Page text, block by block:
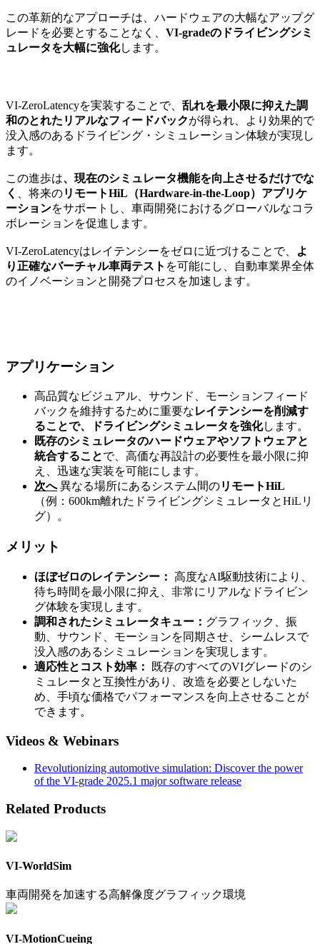
この革新的なアプローチは、ハードウェアの大幅なアップグ
レードを必要とすることなく、 VI-gradeのドライビングシミ
ュレータを大幅に強化します。
VI-ZeroLatencyを実装することで、 乱れを最小限に抑えた調
和のとれたリアルなフィードバックが得られ、より効果的で
没入感のあるドライビング・シミュレーション体験が実現し
ます。
この進歩は、現在のシミュレータ機能を向上させるだけでな
く
、将来のリモートHiL（Hardware-in-the-Loop）アプリケ
ーションをサポートし、車両開発におけるグローバルなコラ
ボレーションを促進します。
VI-ZeroLatencyはレイテンシーをゼロに近づけることで、
よ
り正確なバーチャル車両テスト を可能にし、自動車業界全体
のイノベーションと開発プロセスを加速します。
アプリケーション
高品質なビジュアル、サウンド、モーションフィード
バックを維持するために重要なレイテンシーを削減す
ることで、ドライビングシミュレータを強化します。
既存のシミュレータのハードウェアやソフトウェアと
統合することで、高価な再設計の必要性を最小限に抑
え、迅速な実装を可能にします。
次へ 異なる場所にあるシステム間のリモートHiL
（例：600km離れたドライビングシミュレータとHiLリ
グ）。
メリット
ほぼゼロのレイテンシー： 高度なAI駆動技術により、
待ち時間を最小限に抑え、非常にリアルなドライビン
グ体験を実現します。
調和されたシミュレータキュー： グラフィック、振
動、サウンド、モーションを同期させ、シームレスで
没入感のあるシミュレーションを実現します。
適応性とコスト効率：
既存のすべてのVIグレードのシ
ミュレータと互換性があり、改造を必要としないた
め、手頃な価格でパフォーマンスを向上させることが
できます。
Videos & Webinars
Revolutionizing automotive simulation: Discover the power
of the VI-grade 2025.1 major software release
Related Products
VI-WorldSim
車両開発を加速する高解像度グラフィック環境
VI-MotionCueing